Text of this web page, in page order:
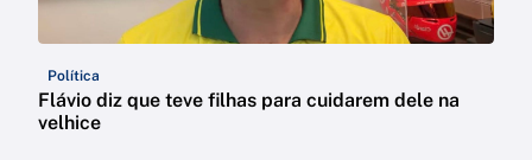
Política
Flávio diz que teve filhas para cuidarem dele na
velhice